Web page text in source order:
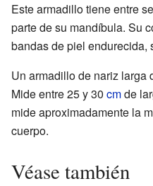
Este armadillo tiene entre
parte de su mandíbula. Su
bandas de piel endurecida,
Un armadillo de nariz larga
Mide entre 25 y 30 cmde
mide aproximadamente la
cuerpo.
Véase también